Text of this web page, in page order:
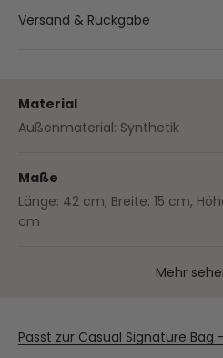
Versand & Rückgabe
Material
Außenmaterial: Synthetik
Maße
Länge: 42 cm, Breite: 15 cm,
cm
Mehr
Passt zur Casual Signature